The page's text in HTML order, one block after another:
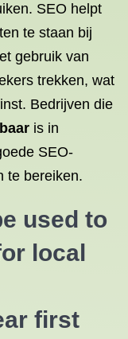
SEO helpt
te staan bij
gebruik van
trekken, wat
Bedrijven die
is in
SEO-
te bereiken.
used to
local
first